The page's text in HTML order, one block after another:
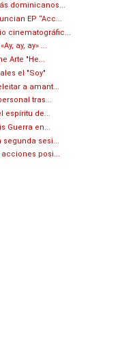
dominicanos...
EP “Acc...
cinematográfic...
ay, ay» ...
Arte "He...
el "Soy"
a amant...
tras...
espíritu de...
Guerra en...
segunda sesi...
acciones posi...